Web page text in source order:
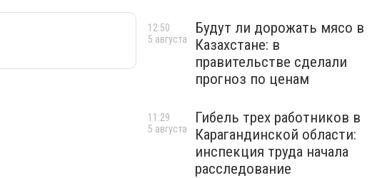
Будут ли дорожать мясо в
Казахстане: в
правительстве сделали
прогноз по ценам
12:50
5 августа
Гибель трех работников в
Карагандинской области:
инспекция труда начала
расследование
11:29
5 августа